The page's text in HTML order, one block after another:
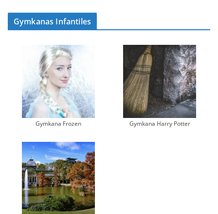
Gymkanas Infantiles
Gymkana Frozen Gymkana Harry Potter